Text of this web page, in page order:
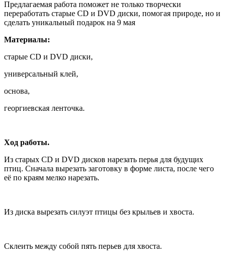
Предлагаемая работа поможет не только творчески
переработать старые CD и DVD диски, помогая природе, но и
сделать уникальный подарок на 9 мая
Материалы:
старые CD и DVD диски,
универсальный клей,
основа,
георгиевская ленточка.
Ход работы.
Из старых CD и DVD дисков нарезать перья для будущих
птиц. Сначала вырезать заготовку в форме листа, после чего
её по краям мелко нарезать.
Из диска вырезать силуэт птицы без крыльев и хвоста.
Склеить между собой пять перьев для хвоста.